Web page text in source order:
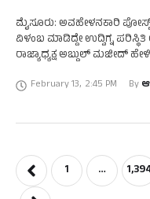
ಮೈಸೂರು: ಅವಹೇಳನಕಾರಿ
ವಿಳಂಬ ಮಾಡಿದ್ದೇ ಉದ್ವಿಗ್ನ
ರಾಜ್ಯಾಧ್ಯಕ್ಷ ಅಬ್ದುಲ್‌ ಮಜೀದ್‌
February 13, 2:45 PM By
1 …